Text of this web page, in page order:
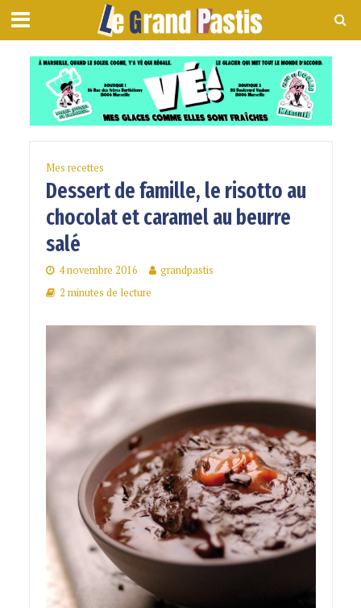
Mes recettes
Dessert de famille, le risotto au
chocolat et caramel au beurre
salé
4 novembre 2016
grandpastis
2 minutes de lecture